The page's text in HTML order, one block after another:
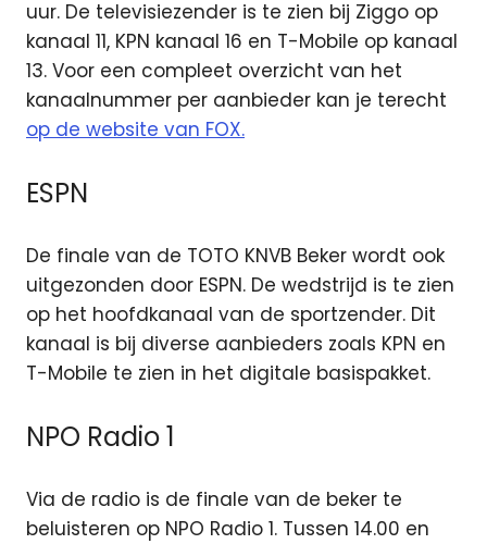
uur. De televisiezender is te zien bij Ziggo op
kanaal 11, KPN kanaal 16 en T-Mobile op kanaal
13. Voor een compleet overzicht van het
kanaalnummer per aanbieder kan je terecht
op de website van FOX.
ESPN
De finale van de TOTO KNVB Beker wordt ook
uitgezonden door ESPN. De wedstrijd is te zien
op het hoofdkanaal van de sportzender. Dit
kanaal is bij diverse aanbieders zoals KPN en
T-Mobile te zien in het digitale basispakket.
NPO Radio 1
Via de radio is de finale van de beker te
beluisteren op NPO Radio 1. Tussen 14.00 en